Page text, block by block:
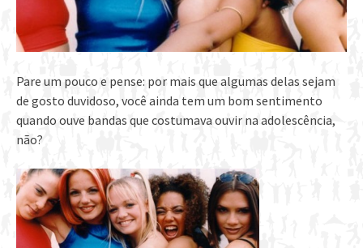
Pare um pouco e pense: por mais que algumas delas sejam
de gosto duvidoso, você ainda tem um bom sentimento
quando ouve bandas que costumava ouvir na adolescência,
não?